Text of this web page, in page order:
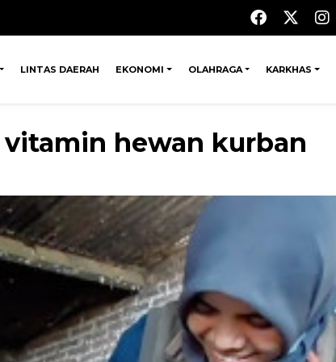
LINTAS DAERAH EKONOMI OLAHRAGA KARKHAS
hewan kurban